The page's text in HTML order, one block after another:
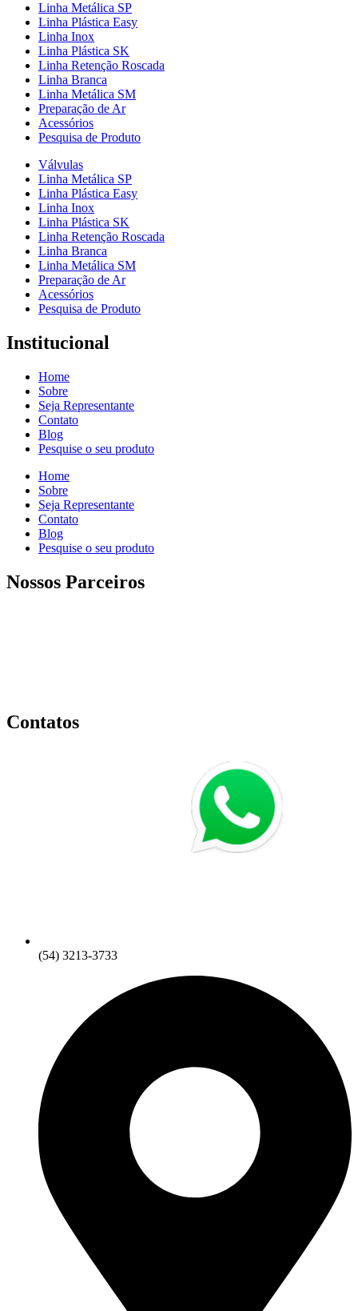
Linha Metálica SP
Linha Plástica Easy
Linha Inox
Linha Plástica SK
Linha Retenção Roscada
Linha Branca
Linha Metálica SM
Preparação de Ar
Acessórios
Pesquisa de Produto
Válvulas
Linha Metálica SP
Linha Plástica Easy
Linha Inox
Linha Plástica SK
Linha Retenção Roscada
Linha Branca
Linha Metálica SM
Preparação de Ar
Acessórios
Pesquisa de Produto
Institucional
Home
Sobre
Seja Representante
Contato
Blog
Pesquise o seu produto
Home
Sobre
Seja Representante
Contato
Blog
Pesquise o seu produto
Nossos Parceiros
Contatos
(54) 3213-3733